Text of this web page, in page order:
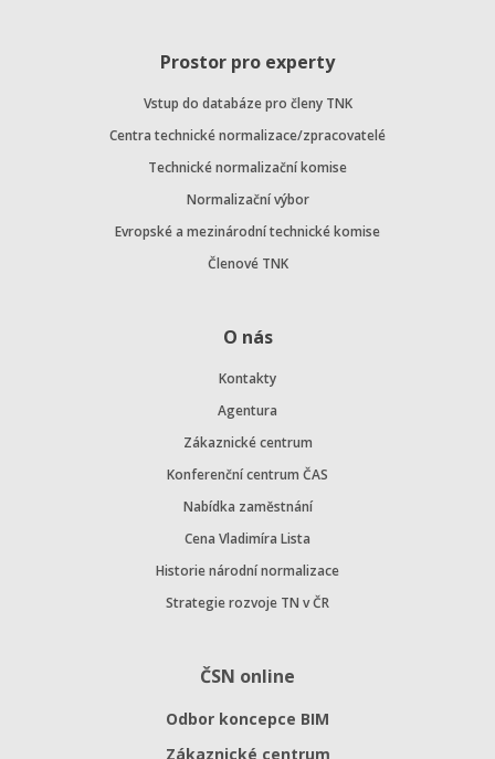
Prostor pro experty
Vstup do databáze pro členy TNK
Centra technické normalizace/zpracovatelé
Technické normalizační komise
Normalizační výbor
Evropské a mezinárodní technické komise
Členové TNK
O nás
Kontakty
Agentura
Zákaznické centrum
Konferenční centrum ČAS
Nabídka zaměstnání
Cena Vladimíra Lista
Historie národní normalizace
Strategie rozvoje TN v ČR
ČSN online
Odbor koncepce BIM
Zákaznické centrum